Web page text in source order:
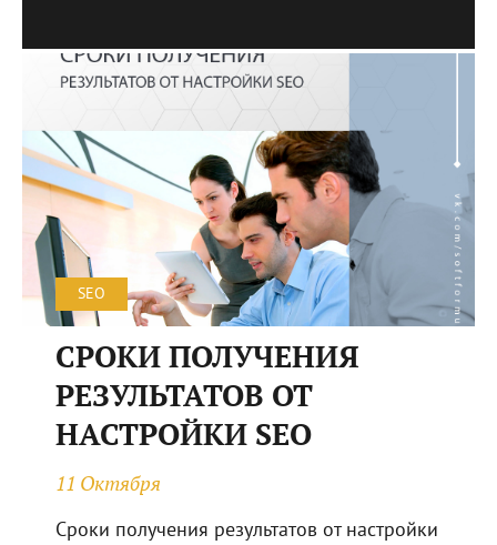
SEO
СРОКИ ПОЛУЧЕНИЯ
РЕЗУЛЬТАТОВ ОТ
НАСТРОЙКИ SEO
11 Октября
Сроки получения результатов от настройки